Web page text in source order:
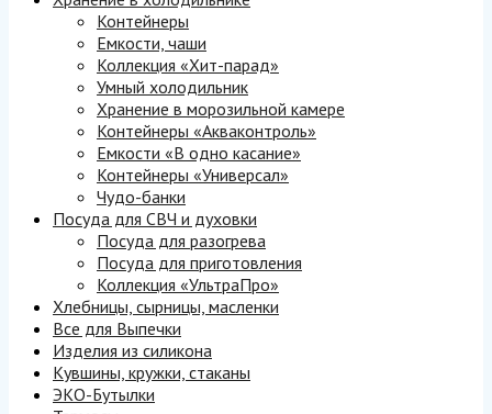
Контейнеры
Емкости, чаши
Коллекция «Хит-парад»
Умный холодильник
Хранение в морозильной камере
Контейнеры «Акваконтроль»
Емкости «В одно касание»
Контейнеры «Универсал»
Чудо-банки
Посуда для СВЧ и духовки
Посуда для разогрева
Посуда для приготовления
Коллекция «УльтраПро»
Хлебницы, сырницы, масленки
Все для Выпечки
Изделия из силикона
Кувшины, кружки, стаканы
ЭКО-Бутылки